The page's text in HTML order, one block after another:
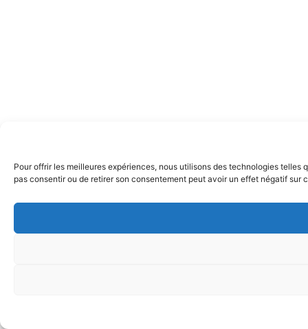
Pour offrir les meilleures expériences, nous utilisons des technologies
pas consentir ou de retirer son consentement peut avoir un effet négatif sur